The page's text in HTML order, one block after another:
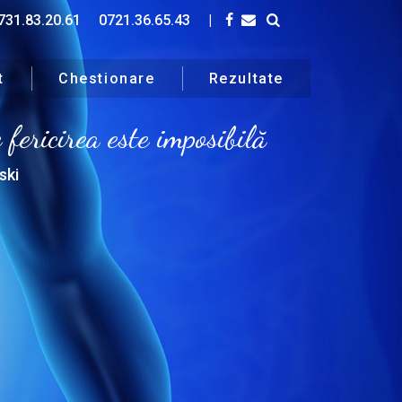
0721.36.65.43 |
Chestionare Rezultate
este imposibilă